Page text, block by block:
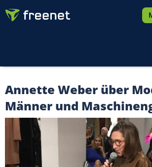
Annette Weber über
Männer und